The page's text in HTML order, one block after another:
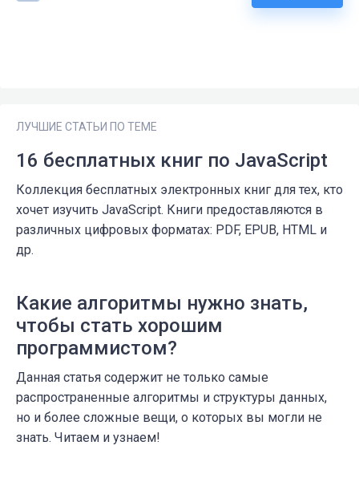
ЛУЧШИЕ СТАТЬИ ПО ТЕМЕ
16 бесплатных книг по JavaScript
Коллекция бесплатных электронных книг для тех, кто
хочет изучить JavaScript. Книги предоставляются в
различных цифровых форматах: PDF, EPUB, HTML и
др.
Какие алгоритмы нужно знать,
чтобы стать хорошим
программистом?
Данная статья содержит не только самые
распространенные алгоритмы и структуры данных,
но и более сложные вещи, о которых вы могли не
знать. Читаем и узнаем!